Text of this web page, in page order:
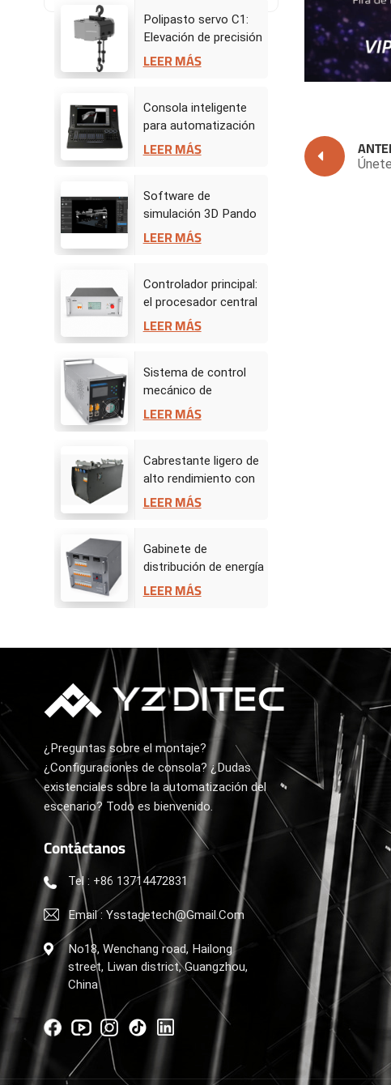
Polipasto servo C1:
Elevación de precisión
para actuaciones
LEER MÁS
Consola inteligente
para automatización
de escenarios
LEER MÁS
Software de
simulación 3D Pando
- Centro de mando de
LEER MÁS
Controlador principal:
el procesador central
de la automatización
LEER MÁS
Sistema de control
mecánico de
escenario -
LEER MÁS
Cabrestante ligero de
alto rendimiento con
servomotor de 50 kg
LEER MÁS
Gabinete de
distribución de energía
BW
LEER MÁS
¿Preguntas sobre el montaje?
¿Configuraciones de consola? ¿Dudas
existenciales sobre la automatización del
escenario? Todo es bienvenido.
Contáctanos
Tel : +86 13714472831
Email : Ysstagetech@gmail.com
No18, Wenchang road, Hailong
street, Liwan district, Guangzhou,
China